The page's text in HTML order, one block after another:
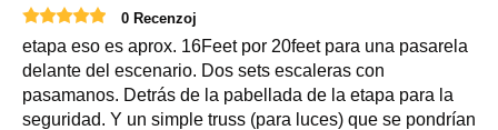
0 Recenzoj
etapa eso es aprox. 16Feet por 20feet para una pasarela
delante del escenario. Dos sets escaleras con
pasamanos. Detrás de la pabellada de la etapa para la
seguridad. Y un simple truss (para luces) que se pondrían